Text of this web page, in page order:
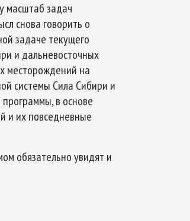
масштаб задач
снова говорить о
задаче текущего
и дальневосточных
месторождений на
системы Сила Сибири и
в основе
и их повседневные
обязательно увидят и